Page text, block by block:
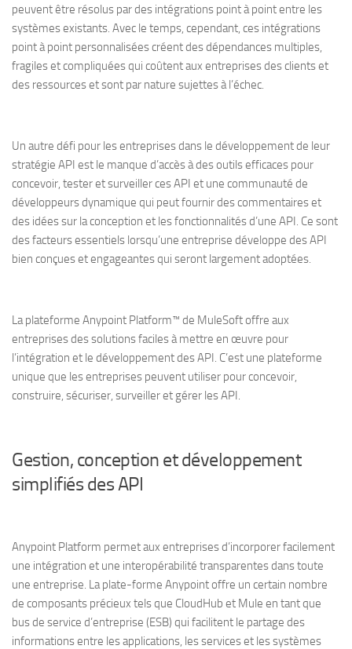
peuvent être résolus par des intégrations point à point entre les
systèmes existants. Avec le temps, cependant, ces intégrations
point à point personnalisées créent des dépendances multiples,
fragiles et compliquées qui coûtent aux entreprises des clients et
des ressources et sont par nature sujettes à l’échec.
Un autre défi pour les entreprises dans le développement de leur
stratégie API est le manque d’accès à des outils efficaces pour
concevoir, tester et surveiller ces API et une communauté de
développeurs dynamique qui peut fournir des commentaires et
des idées sur la conception et les fonctionnalités d’une API. Ce sont
des facteurs essentiels lorsqu’une entreprise développe des API
bien conçues et engageantes qui seront largement adoptées.
La plateforme Anypoint Platform™ de MuleSoft offre aux
entreprises des solutions faciles à mettre en œuvre pour
l’intégration et le développement des API. C’est une plateforme
unique que les entreprises peuvent utiliser pour concevoir,
construire, sécuriser, surveiller et gérer les API.
Gestion, conception et développement
simplifiés des API
Anypoint Platform permet aux entreprises d’incorporer facilement
une intégration et une interopérabilité transparentes dans toute
une entreprise. La plate-forme Anypoint offre un certain nombre
de composants précieux tels que CloudHub et Mule en tant que
bus de service d’entreprise (ESB) qui facilitent le partage des
informations entre les applications, les services et les systèmes